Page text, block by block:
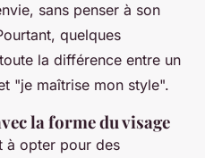
sans penser à son
quelques
la différence entre un
"je maîtrise mon style".
la forme du visage
à opter pour des